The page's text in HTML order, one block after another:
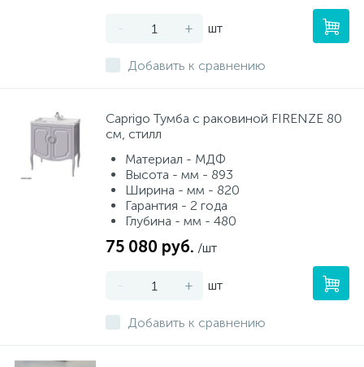
- + шт
Добавить к сравнению
Caprigo Тумба с раковиной FIRENZE 80
см, стилл
Материал - МДФ
Высота - мм - 893
Ширина - мм - 820
Гарантия - 2 года
Глубина - мм - 480
75 080 руб. /шт
- + шт
Добавить к сравнению